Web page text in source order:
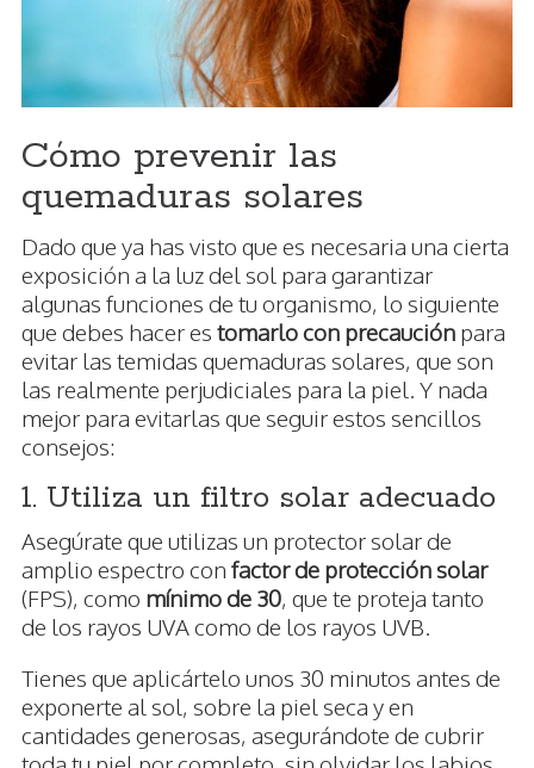
Cómo prevenir las
quemaduras solares
Dado que ya has visto que es necesaria una cierta
exposición a la luz del sol para garantizar
algunas funciones de tu organismo, lo siguiente
que debes hacer es tomarlo con precaución para
evitar las temidas quemaduras solares, que son
las realmente perjudiciales para la piel. Y nada
mejor para evitarlas que seguir estos sencillos
consejos:
1. Utiliza un filtro solar adecuado
Asegúrate que utilizas un protector solar de
amplio espectro con factor de protección solar
(FPS), como mínimo de 30, que te proteja tanto
de los rayos UVA como de los rayos UVB.
Tienes que aplicártelo unos 30 minutos antes de
exponerte al sol, sobre la piel seca y en
cantidades generosas, asegurándote de cubrir